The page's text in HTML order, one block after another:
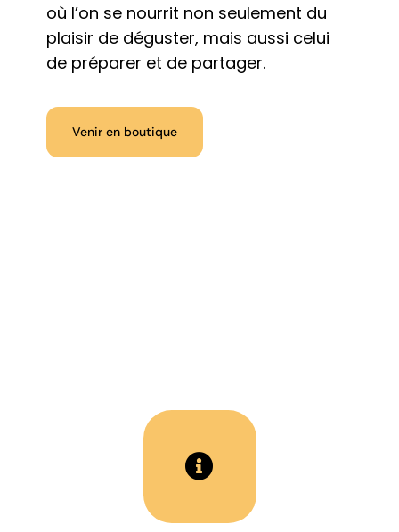
où l’on se nourrit non seulement du
plaisir de déguster, mais aussi celui
de préparer et de partager.
Venir en boutique